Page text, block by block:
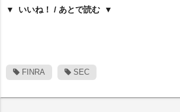
いいね！ / あとで読む
FINRA SEC